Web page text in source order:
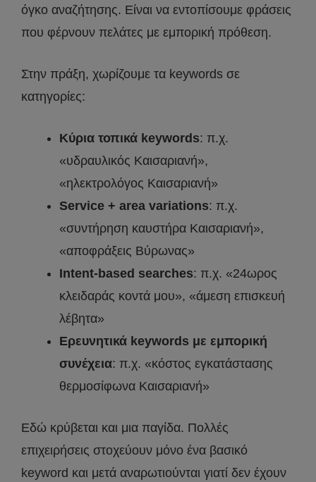
όγκο αναζήτησης. Είναι να εντοπίσουμε φράσεις
που φέρνουν πελάτες με εμπορική πρόθεση.
Στην πράξη, χωρίζουμε τα keywords σε
κατηγορίες:
Κύρια τοπικά keywords: π.χ.
«υδραυλικός Καισαριανή»,
«ηλεκτρολόγος Καισαριανή»
Service + area variations: π.χ.
«συντήρηση καυστήρα Καισαριανή»,
«αποφράξεις Βύρωνας»
Intent-based searches: π.χ. «24ωρος
κλειδαράς κοντά μου», «άμεση επισκευή
λέβητα»
Ερευνητικά keywords με εμπορική
συνέχεια: π.χ. «κόστος εγκατάστασης
θερμοσίφωνα Καισαριανή»
Εδώ κρύβεται και μια παγίδα. Πολλές
επιχειρήσεις στοχεύουν μόνο ένα βασικό
keyword και μετά αναρωτιούνται γιατί δεν έχουν